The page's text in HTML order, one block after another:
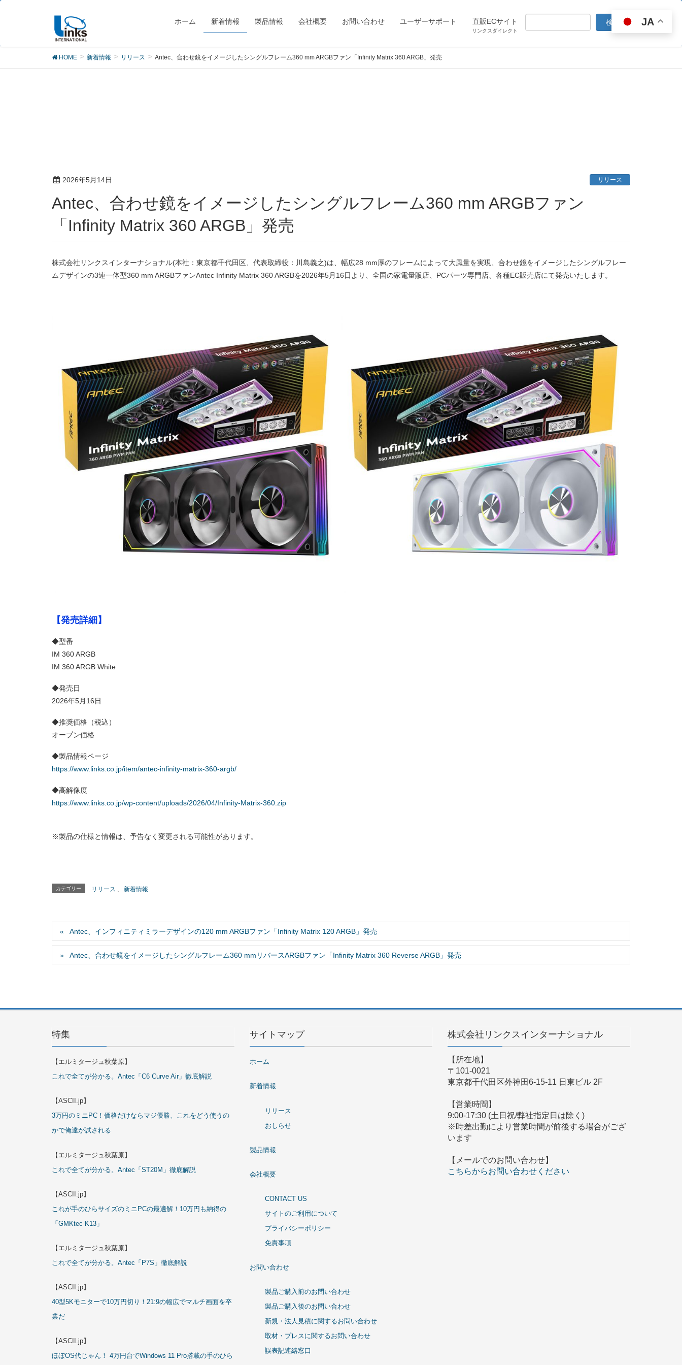
ホーム 新着情報 製品情報 会社概要 お問い合わせ ユーザーサポート 直販ECサイト
リンクスダイレクト
リリース
HOME 新着情報 リリース Antec、合わせ鏡をイメージしたシングルフレーム360 mm ARGBファン「Infinity Matrix 360 ARGB」発売
2026年5月14日 リリース
Antec、合わせ鏡をイメージしたシングルフレーム360 mm ARGBファン
「Infinity Matrix 360 ARGB」発売
株式会社リンクスインターナショナル(本社：東京都千代田区、代表取締役：川島義之)は、幅広28 mm厚のフレームによって大風量を実現、合わせ鏡をイメージしたシングルフレー
ムデザインの3連一体型360 mm ARGBファンAntec Infinity Matrix 360 ARGBを2026年5月16日より、全国の家電量販店、PCパーツ専門店、各種EC販売店にて発売いたします。
【発売詳細】
◆型番
IM 360 ARGB
IM 360 ARGB White
◆発売日
2026年5月16日
◆推奨価格（税込）
オープン価格
◆製品情報ページ
https://www.links.co.jp/item/antec-infinity-matrix-360-argb/
◆高解像度
https://www.links.co.jp/wp-content/uploads/2026/04/Infinity-Matrix-360.zip
※製品の仕様と情報は、予告なく変更される可能性があります。
カテゴリー リリース 、 新着情報
Antec、インフィニティミラーデザインの120 mm ARGBファン「Infinity Matrix 120 ARGB」発売
Antec、合わせ鏡をイメージしたシングルフレーム360 mmリバースARGBファン「Infinity Matrix 360 Reverse ARGB」発売
特集
【エルミタージュ秋葉原】
これで全てが分かる。Antec「C6 Curve Air」徹底解説
【ASCII.jp】
3万円のミニPC！価格だけならマジ優勝、これをどう使うの
かで俺達が試される
【エルミタージュ秋葉原】
これで全てが分かる。Antec「ST20M」徹底解説
【ASCII.jp】
これが手のひらサイズのミニPCの最適解！10万円も納得の
「GMKtec K13」
【エルミタージュ秋葉原】
これで全てが分かる。Antec「P7S」徹底解説
【ASCII.jp】
40型5Kモニターで10万円切り！21:9の幅広でマルチ画面を卒
業だ
【ASCII.jp】
ほぼOS代じゃん！ 4万円台でWindows 11 Pro搭載の手のひら
サイトマップ
ホーム
新着情報
リリース
おしらせ
製品情報
会社概要
CONTACT US
サイトのご利用について
プライバシーポリシー
免責事項
お問い合わせ
製品ご購入前のお問い合わせ
製品ご購入後のお問い合わせ
新規・法人見積に関するお問い合わせ
取材・プレスに関するお問い合わせ
誤表記連絡窓口
株式会社リンクスインターナショナル
【所在地】
〒101-0021
東京都千代田区外神田6-15-11 日東ビル 2F
【営業時間】
9:00-17:30 (土日祝/弊社指定日は除く)
※時差出勤により営業時間が前後する場合がござ
います
【メールでのお問い合わせ】
こちらからお問い合わせください
JA